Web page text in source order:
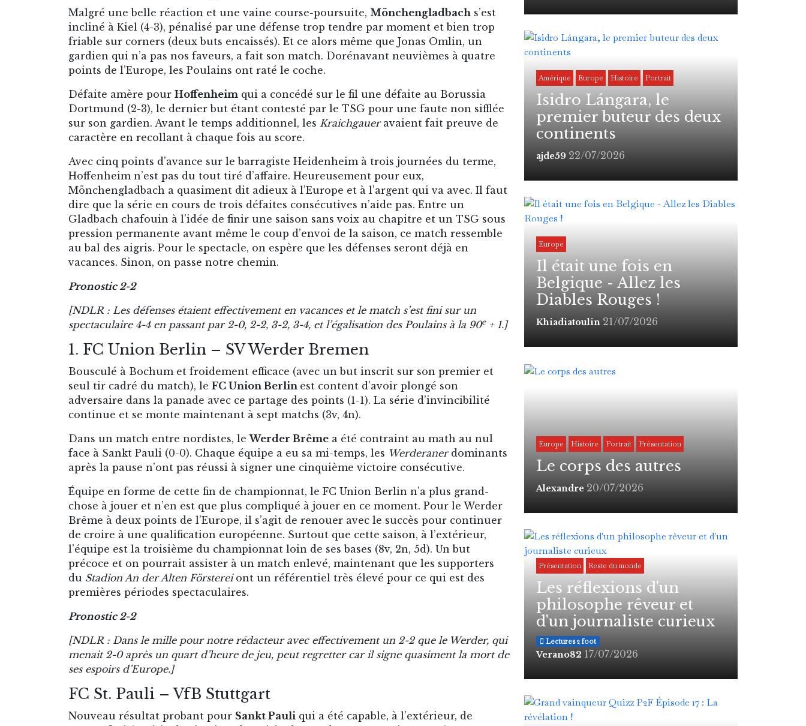
Malgré une belle réaction et une vaine course-poursuite, Mönchengladbach s’est
incliné à Kiel (4-3), pénalisé par une défense trop tendre par moment et bien trop
friable sur corners (deux buts encaissés). Et ce alors même que Jonas Omlin, un
gardien qui n’a pas nos faveurs, a fait son match. Dorénavant neuvièmes à quatre
points de l’Europe, les Poulains ont raté le coche.
Défaite amère pour Hoffenheim qui a concédé sur le fil une défaite au Borussia
Dortmund (2-3), le dernier but étant contesté par le TSG pour une faute non sifflée
sur son gardien. Avant le temps additionnel, les Kraichgaueravaient fait preuve de
caractère en recollant à chaque fois au score.
Avec cinq points d’avance sur le barragiste Heidenheim à trois journées du terme,
Hoffenheim n’est pas du tout tiré d’affaire. Heureusement pour eux,
Mönchengladbach a quasiment dit adieux à l’Europe et à l’argent qui va avec. Il faut
dire que la série en cours de trois défaites consécutives n’aide pas. Entre un
Gladbach chafouin à l’idée de finir une saison sans voix au chapitre et un TSG sous
pression permanente avant même le coup d’envoi de la saison, ce match ressemble
au bal des aigris. Pour le spectacle, on espère que les défenses seront déjà en
vacances. Sinon, on passe notre chemin.
Pronostic 2-2
[NDLR : Les défenses étaient effectivement en vacances et le match s’est fini sur un
spectaculaire 4-4 en passant par 2-0, 2-2, 3-2, 3-4, et l’égalisation des Poulains à la 90e+ 1.]
1. FC Union Berlin – SV Werder Bremen
Bousculé à Bochum et froidement efficace (avec un but inscrit sur son premier et
seul tir cadré du match), le FC Union Berlin est content d’avoir plongé son
adversaire dans la panade avec ce partage des points (1-1). La série d’invincibilité
continue et se monte maintenant à sept matchs (3v, 4n).
Dans un match entre nordistes, leWerder Brême a été contraint au math au nul
face à Sankt Pauli (0-0). Chaque équipe a eu sa mi-temps, les Werderanerdominants
après la pause n’ont pas réussi à signer une cinquième victoire consécutive.
Équipe en forme de cette fin de championnat, le FC Union Berlin n’a plus grand-
chose à jouer et n’en est que plus compliqué à jouer en ce moment. Pour le Werder
Brême à deux points de l’Europe, il s’agit de renouer avec le succès pour continuer
de croire à une qualification européenne. Surtout que cette saison, à l’extérieur,
l’équipe est la troisième du championnat loin de ses bases (8v, 2n, 5d). Un but
précoce et on pourrait assister à un match enlevé, maintenant que les supporters
du Stadion An der Alten Förstereiont un référentiel très élevé pour ce qui est des
premières périodes spectaculaires.
Pronostic 2-2
[NDLR : Dans le mille pour notre rédacteur avec effectivement un 2-2 que le Werder, qui
menait 2-0 après un quart d’heure de jeu, peut regretter car il signe quasiment la mort de
ses espoirs d’Europe.]
FC St. Pauli – VfB Stuttgart
Nouveau résultat probant pour Sankt Pauli qui a été capable, à l’extérieur, de
Amérique Europe Histoire Portrait
Isidro Lángara, le
premier buteur des deux
continents
ajde59 22/07/2026
Europe
Il était une fois en
Belgique - Allez les
Diables Rouges !
Khiadiatoulin 21/07/2026
Europe Histoire Portrait Présentation
Le corps des autres
Alexandre 20/07/2026
Présentation Reste du monde
Les réflexions d'un
philosophe rêveur et
d'un journaliste curieux
Lectures 2 foot
Verano82 17/07/2026